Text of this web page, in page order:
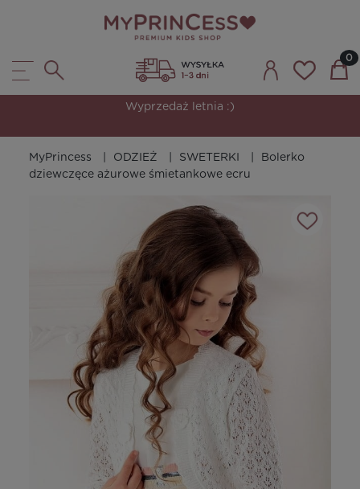
Wyprzedaż letnia :)
MyPrincess ODZIEŻ SWETERKI
Bolerko
dziewczęce ażurowe śmietankowe ecru